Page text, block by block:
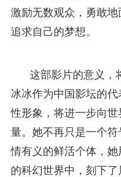
激励无数观众，勇敢
追求自己的梦想。
这部影片的意义，
冰冰作为中国影坛的
性形象，将进一步向
量。她不再只是一个
情有义的鲜活个体，
的科幻世界中，刻下了